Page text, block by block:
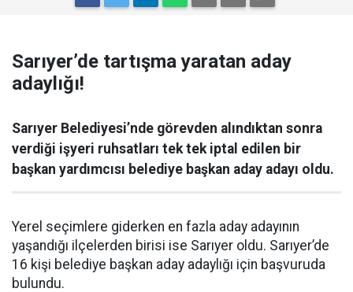
Sarıyer’de tartışma yaratan aday
adaylığı!
Sarıyer Belediyesi’nde görevden alındıktan sonra
verdiği işyeri ruhsatları tek tek iptal edilen bir
başkan yardımcısı belediye başkan aday adayı oldu.
Yerel seçimlere giderken en fazla aday adayının
yaşandığı ilçelerden birisi ise Sarıyer oldu. Sarıyer’de
16 kişi belediye başkan aday adaylığı için başvuruda
bulundu.